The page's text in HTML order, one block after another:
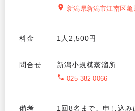
新潟県新潟市江南区
料金 1人2,500円
問合せ 新潟小規模蒸溜所
025-382-0066
備考
1回8名まで。申し込み